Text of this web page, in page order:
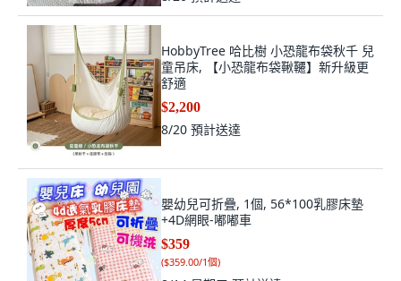
HobbyTree 哈比樹 小恐龍布袋秋千 兒
童吊床, 【小恐龍布袋鞦韆】新升級更
舒適
$2,200
8/20 預計送達
嬰幼兒可折疊, 1個, 56*100乳膠床墊
+4D網眼-嘟嘟車
$359
($359.00/1個)